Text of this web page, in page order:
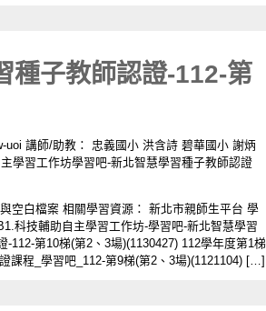
種子教師認證-112-第
講師/助教： 忠義國小 洪含詩 碧華國小 謝炳
學習工作坊學習吧-新北智慧學習種子教師認證
空白檔案 相關學習資源： 新北市親師生平台 學
科技輔助自主學習工作坊-學習吧-新北智慧學習
112-第10梯(第2、3場)(1130427) 112學年度第1梯
課程_學習吧_112-第9梯(第2、3場)(1121104) […]